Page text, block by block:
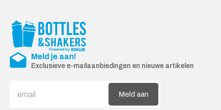
Meld je aan!
Exclusieve e-mailaanbiedingen en nieuwe artikelen
Meld aan